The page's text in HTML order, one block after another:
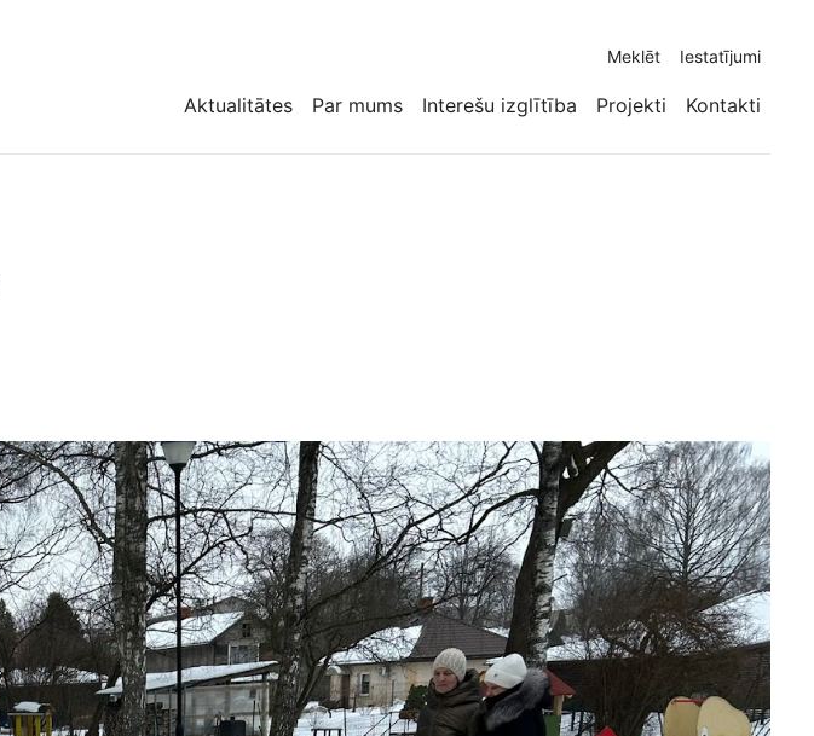
Meklēt Iestatījumi
Aktualitātes Par mums Interešu izglītība Projekti Kontakti